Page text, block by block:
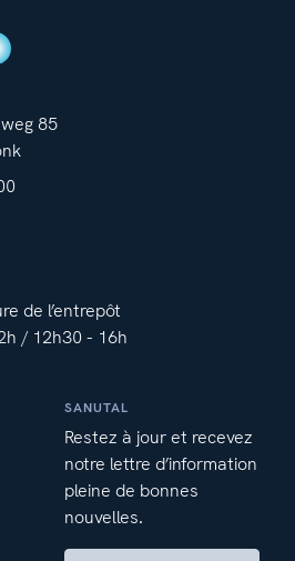
85
de l’entrepôt
/ 12h30 - 16h
SANUTAL
Restez à jour et recevez
notre lettre d’information
pleine de bonnes
nouvelles.